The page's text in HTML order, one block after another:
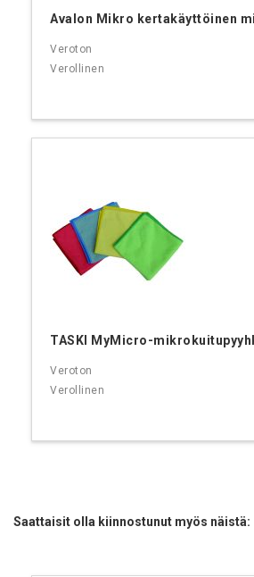
Avalon Mikro kertakäyttöinen
TASKI MyMicro-
Saattaisit olla kiinnostunut myös näistä: